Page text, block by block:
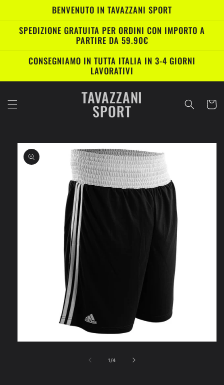
direttamenteBENVENUTO IN TAVAZZANI SPORT
SPEDIZIONE GRATUITA PER ORDINI CON IMPORTO A
PARTIRE DA 59.90€
CONSEGNIAMO IN TUTTA ITALIA IN 3-4 GIORNI
LAVORATIVI
TAVAZZANI
SPORT Carrello
Passa alle
informazioni
sul prodotto
1 /su
4